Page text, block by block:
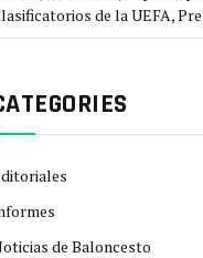
de la UEFA,
de Baloncesto